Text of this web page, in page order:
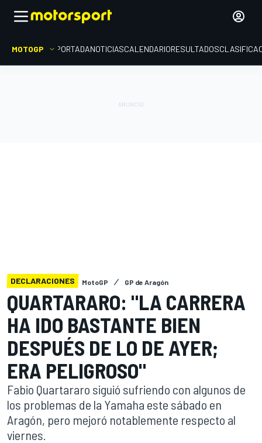
MOTOGP PORTADANOTICIASCALENDARIORESULTADOS
DECLARACIONES MotoGP GP de Aragón
QUARTARARO: "LA CARRERA
HA IDO BASTANTE BIEN
DESPUÉS DE LO DE AYER;
ERA PELIGROSO"
Fabio Quartararo siguió sufriendo con algunos de
los problemas de la Yamaha este sábado en
Aragón, pero mejoró notablemente respecto al
viernes.